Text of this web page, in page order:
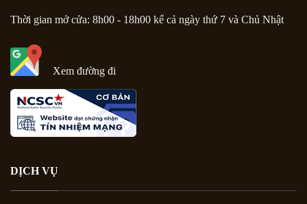
Thời gian mở cửa: 8h00 - 18h00 kể cả ngày thứ 7 và Chủ Nhật
Xem đường đi
DỊCH VỤ